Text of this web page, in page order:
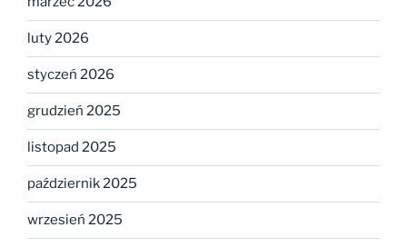
luty 2026
styczeń 2026
grudzień 2025
listopad 2025
październik 2025
wrzesień 2025